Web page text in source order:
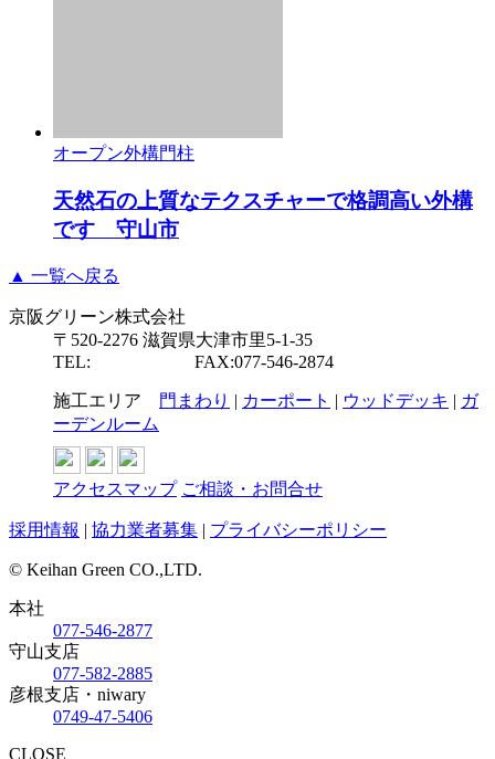
オープン外構門柱
天然石の上質なテクスチャーで格調高い外構
です 守山市
▲ 一覧へ戻る
京阪グリーン株式会社
〒520-2276 滋賀県大津市里5-1-35
TEL:
FAX:077-546-2874
施工エリア 門まわり | カーポート | ウッドデッキ | ガ
ーデンルーム
アクセスマップ ご相談・お問合せ
採用情報 | 協力業者募集 | プライバシーポリシー
© Keihan Green CO.,LTD.
本社
077-546-2877
守山支店
077-582-2885
彦根支店・niwary
0749-47-5406
CLOSE